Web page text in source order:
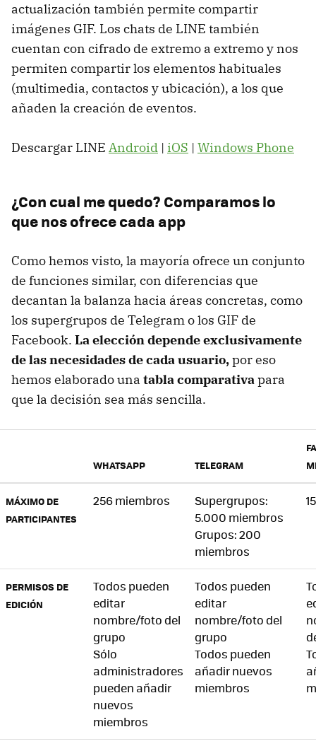
actualización también permite compartir
imágenes GIF. Los chats de LINE también
cuentan con cifrado de extremo a extremo y nos
permiten compartir los elementos habituales
(multimedia, contactos y ubicación), a los que
añaden la creación de eventos.
Descargar LINE Android | iOS | Windows Phone
¿Con cual me quedo? Comparamos lo
que nos ofrece cada app
Como hemos visto, la mayoría ofrece un conjunto
de funciones similar, con diferencias que
decantan la balanza hacia áreas concretas, como
los supergrupos de Telegram o los GIF de
Facebook. La elección depende exclusivamente
de las necesidades de cada usuario,por eso
hemos elaborado una tabla comparativapara
que la decisión sea más sencilla.
WHATSAPP TELEGRAM
MÁXIMO DE
PARTICIPANTES
256 miembros
Supergrupos:
5.000 miembros
Grupos: 200
miembros
PERMISOS DE
EDICIÓN
Todos pueden
editar
nombre/foto del
grupo
Sólo
administradores
pueden añadir
nuevos
miembros
Todos pueden
editar
nombre/foto del
grupo
Todos pueden
añadir nuevos
miembros